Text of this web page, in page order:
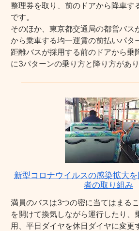
整理券を取り、前のドアから降車す
です。
そのほか、東京都交通局の都営バス
から乗車する均一運賃の前払いパタ
距離バスが採用する前のドアから乗
に3パターンの乗り方と降り方があり
新型コロナウイルスの感染拡大
者の取り組み
満員のバスは3つの密に当てはまる
を開けて換気しながら運行したり、
用、平日ダイヤを休日ダイヤに変更